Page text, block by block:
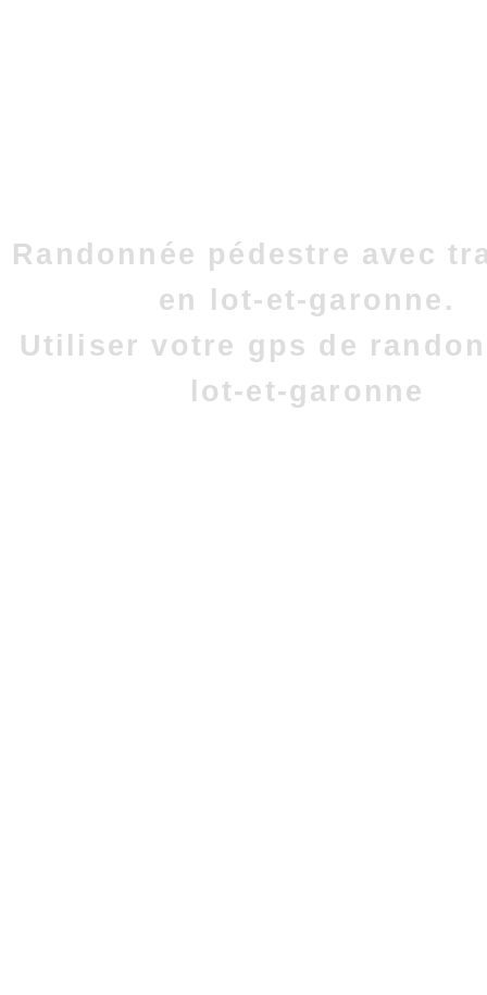
Randonnée pédestre avec
en lot-et-garonne.
Utiliser votre gps de
lot-et-garonne